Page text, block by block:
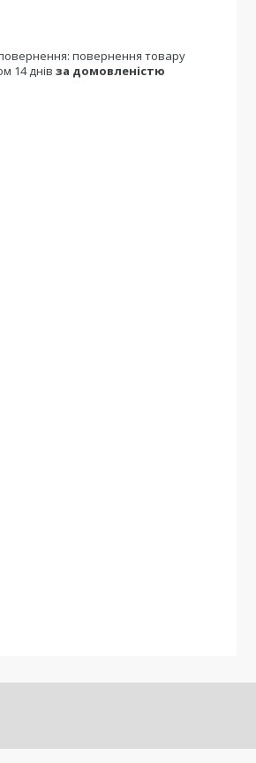
повернення товару
14 днів за домовленістю